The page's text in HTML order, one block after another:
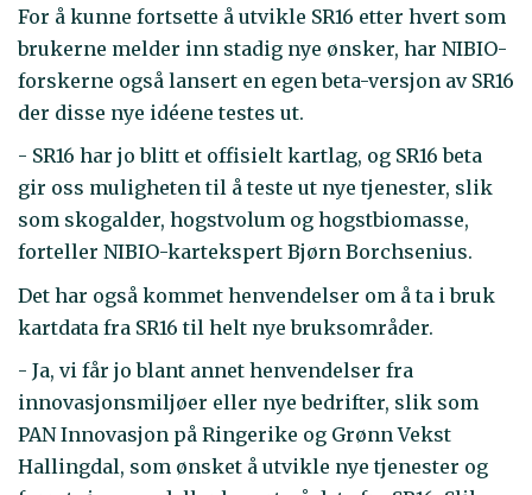
For å kunne fortsette å utvikle SR16 etter hvert som
brukerne melder inn stadig nye ønsker, har NIBIO-
forskerne også lansert en egen beta-versjon av SR16
der disse nye idéene testes ut.
- SR16 har jo blitt et offisielt kartlag, og SR16 beta
gir oss muligheten til å teste ut nye tjenester, slik
som skogalder, hogstvolum og hogstbiomasse,
forteller NIBIO-kartekspert Bjørn Borchsenius.
Det har også kommet henvendelser om å ta i bruk
kartdata fra SR16 til helt nye bruksområder.
- Ja, vi får jo blant annet henvendelser fra
innovasjonsmiljøer eller nye bedrifter, slik som
PAN Innovasjon på Ringerike og Grønn Vekst
Hallingdal, som ønsket å utvikle nye tjenester og